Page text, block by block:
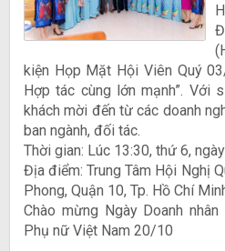
kiện Họp Mặt Hội Viên Quý
Hợp tác cùng lớn mạnh”. Với
khách mời đến từ các doanh
ban ngành, đối tác.
Thời gian: Lúc 13:30, thứ 6,
Địa điểm: Trung Tâm Hội Nghị
Phong, Quận 10, Tp. Hồ Chí
Chào mừng Ngày Doanh
Phụ nữ Việt Nam 20/10